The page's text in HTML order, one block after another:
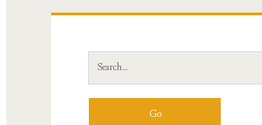
Sidebar
Search
for: